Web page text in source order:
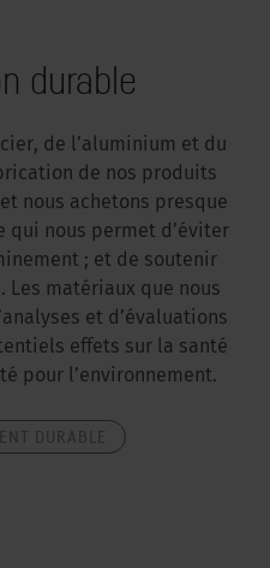
durable
de l’aluminium et du
de nos produits
nous achetons presque
qui nous permet d’éviter
; et de soutenir
Les matériaux que nous
et d’évaluations
effets sur la santé
pour l’environnement.